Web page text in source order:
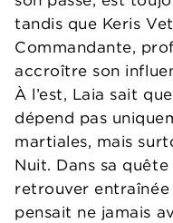
tandis que Keris
Commandante,
accroître son
À l’est, Laia sait
dépend pas
martiales, mais
Nuit. Dans sa
retrouver entraînée
pensait ne jamais